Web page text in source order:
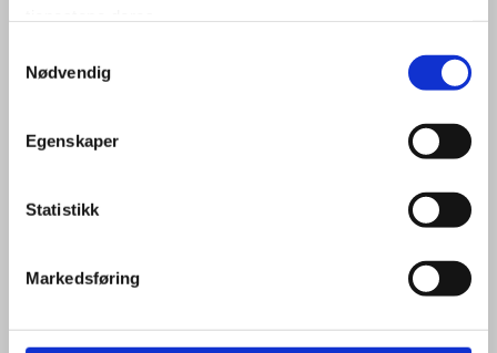
Nødvendig
Egenskaper
Statistikk
Markedsføring